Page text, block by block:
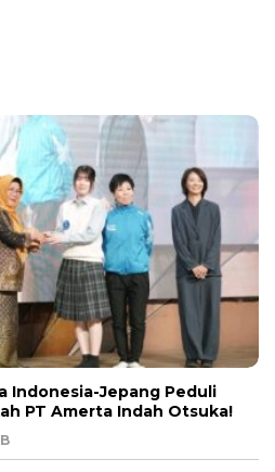
Indonesia-Jepang Peduli
PT Amerta Indah Otsuka!